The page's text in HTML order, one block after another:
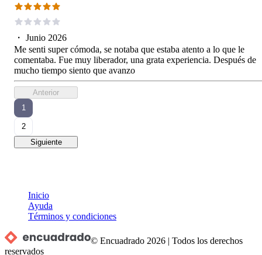
・ Junio 2026
Me senti super cómoda, se notaba que estaba atento a lo que le
comentaba. Fue muy liberador, una grata experiencia. Después de
mucho tiempo siento que avanzo
Anterior
1
2
Siguiente
Inicio
Ayuda
Términos y condiciones
© Encuadrado 2026 |Todos los derechos
reservados